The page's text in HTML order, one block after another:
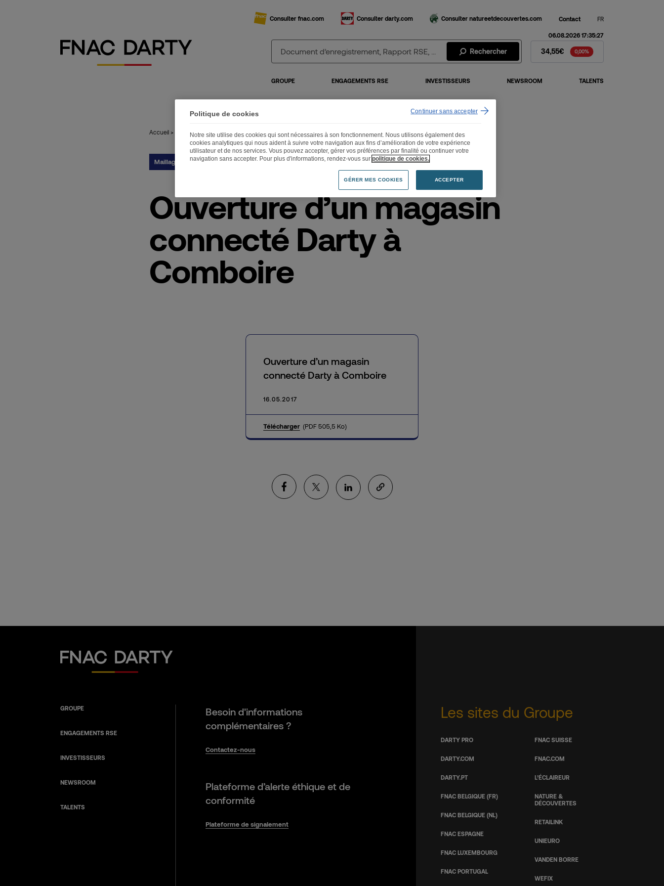
Consulter fnac.com Consulter darty.com Consulter natureetdecouvertes.com Contact FR
Rechercher Action Fnac Darty - Cours de
06.08.2026 17:35:27
34,55€ 0,00%
GROUPE ENGAGEMENTS RSE INVESTISSEURS NEWSROOM TALENTS
Accueil > Publications >Ouverture d’un magasin connecté Darty à Comboire
Maillage territorial 16.05.2017
Ouverture d’un magasin
connecté Darty à
Comboire
Ouverture d’un magasin
connecté Darty à Comboire
16.05.2017
Télécharger (PDF 505,5 Ko)
Fnac Darty
GROUPE
ENGAGEMENTS RSE
INVESTISSEURS
NEWSROOM
TALENTS
Besoin d'informations
complémentaires ?
Contactez-nous
Plateforme d’alerte éthique et de
conformité
Plateforme de signalement
Les sites du Groupe
DARTY PRO
DARTY.COM
DARTY.PT
FNAC BELGIQUE (FR)
FNAC BELGIQUE (NL)
FNAC ESPAGNE
FNAC LUXEMBOURG
FNAC PORTUGAL
FNAC SUISSE
FNAC.COM
L’ÉCLAIREUR
NATURE &
DÉCOUVERTES
RETAILINK
UNIEURO
VANDEN BORRE
WEFIX
Politique de cookies
Notre site utilise des cookies qui sont nécessaires à son fonctionnement. Nous utilisons également des
cookies analytiques qui nous aident à suivre votre navigation aux fins d’amélioration de votre expérience
utilisateur et de nos services. Vous pouvez accepter, gérer vos préférences par finalité ou continuer votre
navigation sans accepter. Pour plus d'informations, rendez-vous sur politique de cookies.
GÉRER MES COOKIES ACCEPTER
Continuer sans accepter